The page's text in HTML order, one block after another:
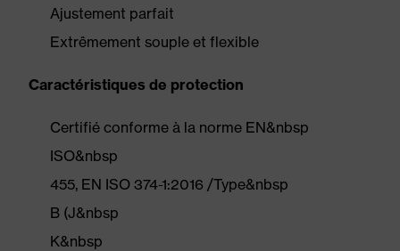
Ajustement parfait
Extrêmement souple et flexible
Caractéristiques de protection
Certifié conforme à la norme EN&nbsp
ISO&nbsp
455, EN ISO 374-1:2016 /Type&nbsp
B (J&nbsp
K&nbsp